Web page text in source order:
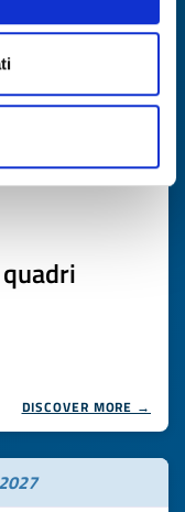
DISCOVER MORE →